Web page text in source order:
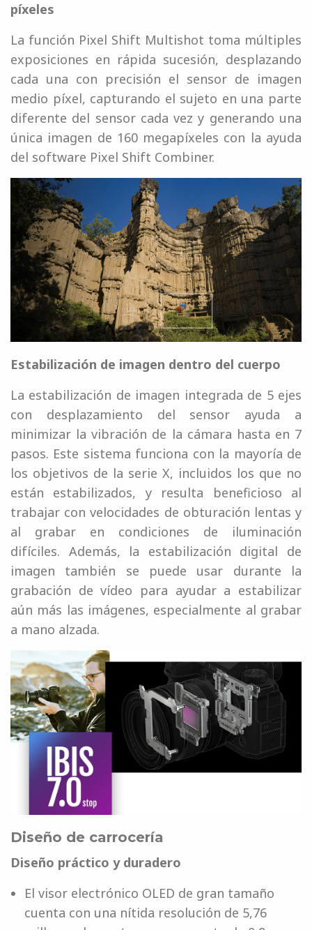
píxeles
La función Pixel Shift Multishot toma múltiples
exposiciones en rápida sucesión, desplazando
cada una con precisión el sensor de imagen
medio píxel, capturando el sujeto en una parte
diferente del sensor cada vez y generando una
única imagen de 160 megapíxeles con la ayuda
del software Pixel Shift Combiner.
Estabilización de imagen dentro del cuerpo
La estabilización de imagen integrada de 5 ejes
con desplazamiento del sensor ayuda a
minimizar la vibración de la cámara hasta en 7
pasos. Este sistema funciona con la mayoría de
los objetivos de la serie X, incluidos los que no
están estabilizados, y resulta beneficioso al
trabajar con velocidades de obturación lentas y
al grabar en condiciones de iluminación
difíciles. Además, la estabilización digital de
imagen también se puede usar durante la
grabación de vídeo para ayudar a estabilizar
aún más las imágenes, especialmente al grabar
a mano alzada.
Diseño de carrocería
Diseño práctico y duradero
El visor electrónico OLED de gran tamaño
cuenta con una nítida resolución de 5,76